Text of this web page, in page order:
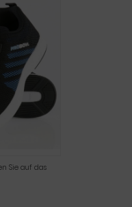
Sie auf das